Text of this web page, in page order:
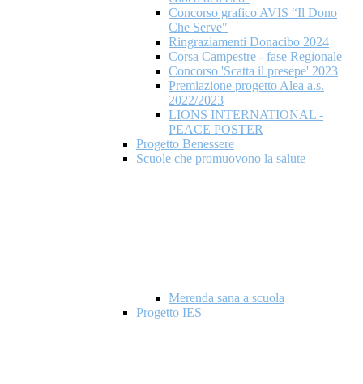
Concorso grafico AVIS “Il Dono
Che Serve"
Ringraziamenti Donacibo 2024
Corsa Campestre - fase Regionale
Concorso 'Scatta il presepe' 2023
Premiazione progetto Alea a.s.
2022/2023
LIONS INTERNATIONAL -
PEACE POSTER
Progetto Benessere
Scuole che promuovono la salute
Merenda sana a scuola
Progetto IES